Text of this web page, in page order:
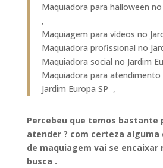
Maquiadora para halloween no
,
Maquiagem para vídeos no
Maquiadora profissional no
Maquiadora social no Jardim
Maquiadora para
Jardim Europa SP ,
Percebeu que temos bastante
atender ? com certeza alguma
de maquiagem vai se encaixar
busca .